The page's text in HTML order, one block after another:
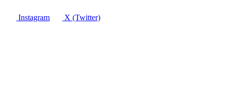
Instagram X (Twitter)